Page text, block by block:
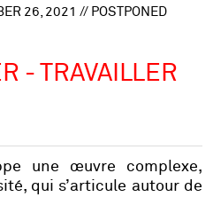
- TRAVAILLER
une œuvre complexe,
qui s’articule autour de